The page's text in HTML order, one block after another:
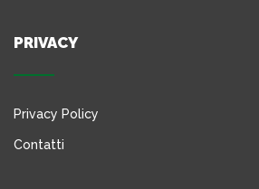
PRIVACY
Privacy Policy
Contatti